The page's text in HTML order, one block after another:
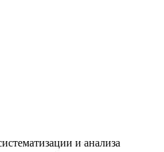
и анализа